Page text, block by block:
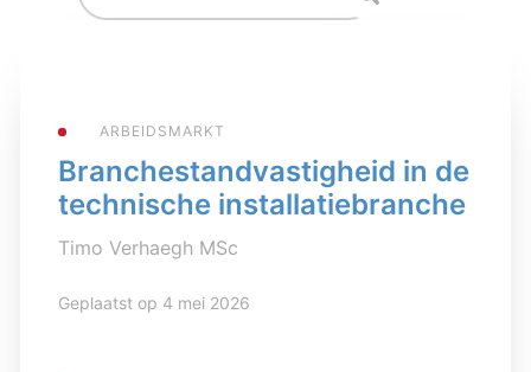
ARBEIDSMARKT
Branchestandvastigheid in de
technische installatiebranche
Timo Verhaegh MSc
Geplaatst op 4 mei 2026